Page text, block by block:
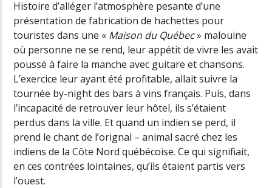
Histoire d’alléger l’atmosphère pesante d’une
présentation de fabrication de hachettes pour
touristes dans une « Maison du Québec» malouine
où personne ne se rend, leur appétit de vivre les avait
poussé à faire la manche avec guitare et chansons.
L’exercice leur ayant été profitable, allait suivre la
tournée by-night des bars à vins français. Puis, dans
l’incapacité de retrouver leur hôtel, ils s’étaient
perdus dans la ville. Et quand un indien se perd, il
prend le chant de l’orignal – animal sacré chez les
indiens de la Côte Nord québécoise. Ce qui signifiait,
en ces contrées lointaines, qu’ils étaient partis vers
l’ouest.